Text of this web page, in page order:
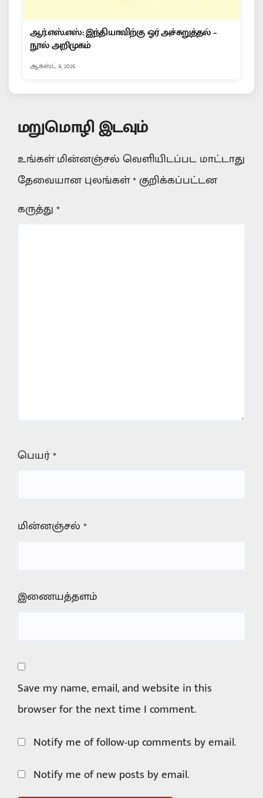
ஆர்.எஸ்.எஸ்: இந்தியாவிற்கு ஓர் அச்சுறுத்தல் –
நூல் அறிமுகம்
ஆகஸ்ட் 4, 2026
மறுமொழி இடவும்
உங்கள் மின்னஞ்சல் வெளியிடப்பட மாட்டாது
தேவையான புலங்கள்*குறிக்கப்பட்டன
கருத்து*
பெயர்*
மின்னஞ்சல்*
இணையத்தளம்
Save my name, email, and website in this
browser for the next time I comment.
Notify me of follow-up comments by email.
Notify me of new posts by email.